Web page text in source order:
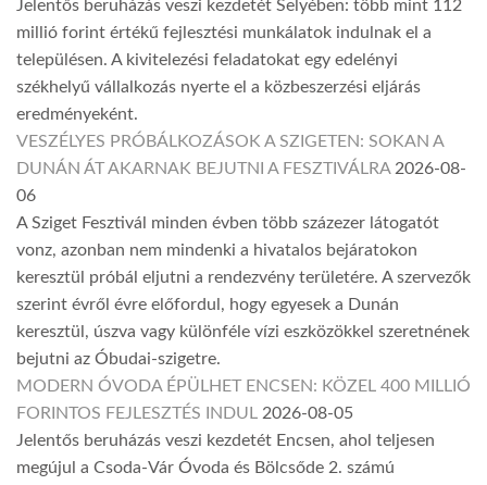
Jelentős beruházás veszi kezdetét Selyében: több mint 112
millió forint értékű fejlesztési munkálatok indulnak el a
településen. A kivitelezési feladatokat egy edelényi
székhelyű vállalkozás nyerte el a közbeszerzési eljárás
eredményeként.
VESZÉLYES PRÓBÁLKOZÁSOK A SZIGETEN: SOKAN A
DUNÁN ÁT AKARNAK BEJUTNI A FESZTIVÁLRA 2026-08-
06
A Sziget Fesztivál minden évben több százezer látogatót
vonz, azonban nem mindenki a hivatalos bejáratokon
keresztül próbál eljutni a rendezvény területére. A szervezők
szerint évről évre előfordul, hogy egyesek a Dunán
keresztül, úszva vagy különféle vízi eszközökkel szeretnének
bejutni az Óbudai-szigetre.
MODERN ÓVODA ÉPÜLHET ENCSEN: KÖZEL 400 MILLIÓ
FORINTOS FEJLESZTÉS INDUL 2026-08-05
Jelentős beruházás veszi kezdetét Encsen, ahol teljesen
megújul a Csoda-Vár Óvoda és Bölcsőde 2. számú